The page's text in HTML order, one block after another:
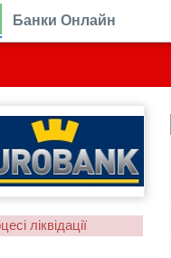
Банки Онлайн
ліквідації